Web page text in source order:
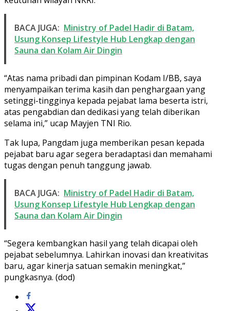
BACA JUGA: Ministry of Padel Hadir di Batam,
Usung Konsep Lifestyle Hub Lengkap dengan
Sauna dan Kolam Air Dingin
“Atas nama pribadi dan pimpinan Kodam I/BB, saya
menyampaikan terima kasih dan penghargaan yang
setinggi-tingginya kepada pejabat lama beserta istri,
atas pengabdian dan dedikasi yang telah diberikan
selama ini,” ucap Mayjen TNI Rio.
Tak lupa, Pangdam juga memberikan pesan kepada
pejabat baru agar segera beradaptasi dan memahami
tugas dengan penuh tanggung jawab.
BACA JUGA: Ministry of Padel Hadir di Batam,
Usung Konsep Lifestyle Hub Lengkap dengan
Sauna dan Kolam Air Dingin
“Segera kembangkan hasil yang telah dicapai oleh
pejabat sebelumnya. Lahirkan inovasi dan kreativitas
baru, agar kinerja satuan semakin meningkat,”
pungkasnya. (dod)